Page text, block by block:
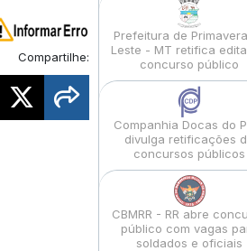
Compartilhe:
Prefeitura de
Leste - MT retifica
concurso público
Companhia Docas do
divulga retificações
concursos públicos
CBMRR - RR abre
público com vagas
soldados e oficiais